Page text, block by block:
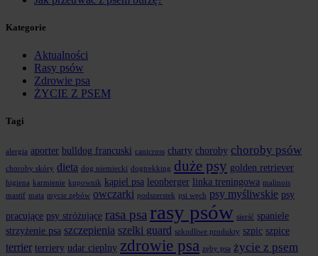
Kategorie
Aktualności
Rasy psów
Zdrowie psa
ŻYCIE Z PSEM
Tagi
alergia aporter bulldog francuski canicross charty choroby choroby psów
choroby skóry dieta dog niemiecki dogtrekking duże psy golden retriever
higiena karmienie kupownik kąpiel psa leonberger linka treningowa malinois
mastif mata mycie zębów owczarki podszerstek psi węch psy myśliwskie psy
pracujące psy stróżujące rasa psa rasy psów sierść spaniele
strzyżenie psa szczepienia szelki guard szkodliwe produkty szpic szpice
terrier terriery udar cieplny zdrowie psa zęby psa życie z psem